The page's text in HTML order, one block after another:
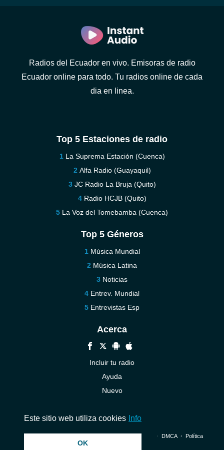
Radios del Ecuador en vivo. Emisoras de radio
Ecuador online para todo. Tu radios online de cada
dia en linea.
Top 5 Estaciones de radio
La Suprema Estación (Cuenca)
Alfa Radio (Guayaquil)
JC Radio La Bruja (Quito)
Radio HCJB (Quito)
La Voz del Tomebamba (Cuenca)
Top 5 Géneros
Música Mundial
Música Latina
Noticias
Entrev. Mundial
Entrevistas Esp
Acerca
Incluir tu radio
Ayuda
Nuevo
© 2026 InstantAudio. Reservados todos los derechos. ・ DMCA・ Política
Este sitio web utiliza cookies Info
OK